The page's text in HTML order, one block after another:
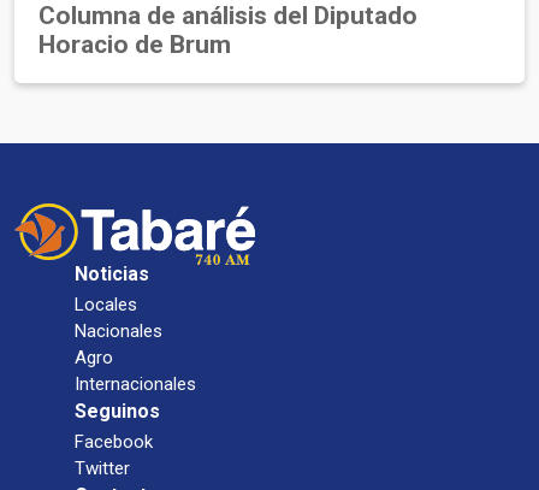
Columna de análisis del Diputado
Horacio de Brum
Noticias
Locales
Nacionales
Agro
Internacionales
Seguinos
Facebook
Twitter